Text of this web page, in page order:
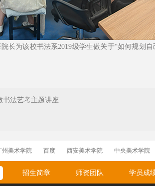
为该校书法系2019级学生做关于“如何规划自
书法艺考主题讲座
州美术学院 百度 西安美术学院 中央美术学院
招生简章 师资团队 学员成